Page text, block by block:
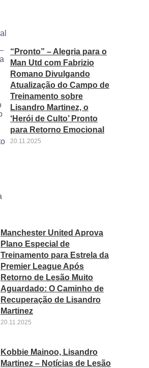
“Pronto” – Alegria para o
Man Utd com Fabrizio
Romano Divulgando
Atualização do Campo de
Treinamento sobre
Lisandro Martinez, o
‘Herói de Culto’ Pronto
para Retorno Emocional
20.11.2025
Manchester United Aprova
Plano Especial de
Treinamento para Estrela da
Premier League Após
Retorno de Lesão Muito
Aguardado: O Caminho de
Recuperação de Lisandro
Martinez
20.11.2025
Kobbie Mainoo, Lisandro
Martinez – Notícias de Lesão